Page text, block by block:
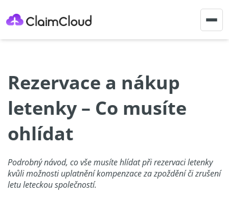
Rezervace a nákup
letenky – Co musíte
ohlídat
Podrobný návod, co vše musíte hlídat při rezervaci letenky
kvůli možnosti uplatnění kompenzace za zpoždění či zrušení
letu leteckou společností.